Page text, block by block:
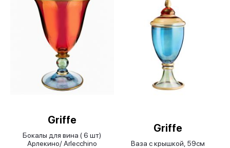
Griffe
Бокалы для вина ( 6 шт)
Арлекино/ Arlecchino
Griffe
Ваза с крышкой, 59см